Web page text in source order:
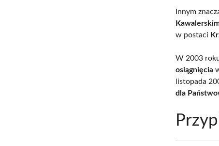
Innym
w postaci
W 2003
osiągnięcia
listopada
dla